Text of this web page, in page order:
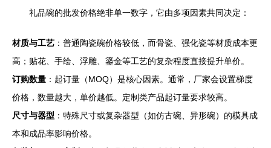
礼品碗的批发价格绝非单一数字，它由多项因素共同决定：
材质与工艺 ：普通陶瓷碗价格较低，而骨瓷、强化瓷等材质成本更
高；贴花、手绘、浮雕、鎏金等工艺的复杂程度直接提升单价。
订购数量 ：起订量（MOQ）是核心因素。通常，厂家会设置梯度
价格，数量越大，单价越低。定制类产品起订量要求较高。
尺寸与器型 ：特殊尺寸或复杂器型（如仿古碗、异形碗）的模具成
本和成品率影响价格。